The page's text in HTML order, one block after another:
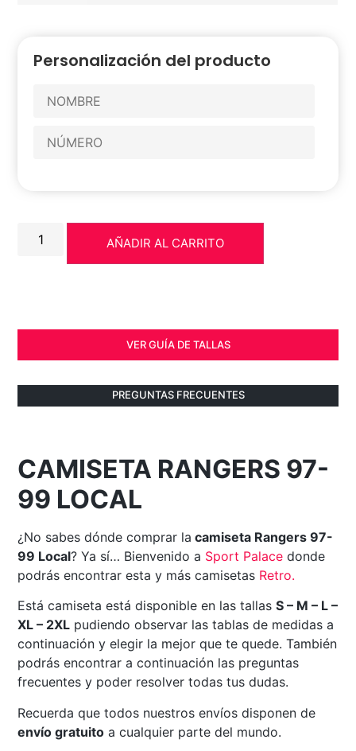
Personalización del producto
AÑADIR AL CARRITO
VER GUÍA DE TALLAS
PREGUNTAS FRECUENTES
CAMISETA RANGERS 97-
99 LOCAL
¿No sabes dónde comprar la camiseta Rangers 97-
99 Local? Ya sí… Bienvenido a Sport Palace donde
podrás encontrar esta y más camisetas Retro.
Está camiseta está disponible en las tallasS – M – L –
XL – 2XL pudiendo observar las tablas de medidas a
continuación y elegir la mejor que te quede. También
podrás encontrar a continuación las preguntas
frecuentes y poder resolver todas tus dudas.
Recuerda que todos nuestros envíos disponen de
envío gratuito a cualquier parte del mundo.